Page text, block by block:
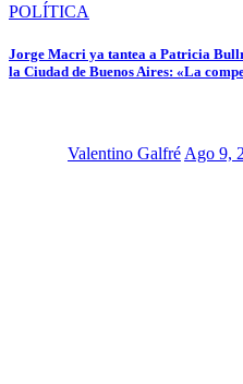
POLÍTICA
Jorge Macri ya tantea a Patricia
la Ciudad de Buenos Aires: «La
Valentino Galfré Ago 9,